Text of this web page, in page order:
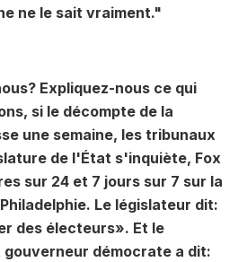
ne le sait vraiment."
Expliquez-nous ce qui
si le décompte de la
une semaine, les tribunaux
de l'État s'inquiète, Fox
sur 24 et 7 jours sur 7 sur la
Le législateur dit:
des électeurs». Et le
démocrate a dit: